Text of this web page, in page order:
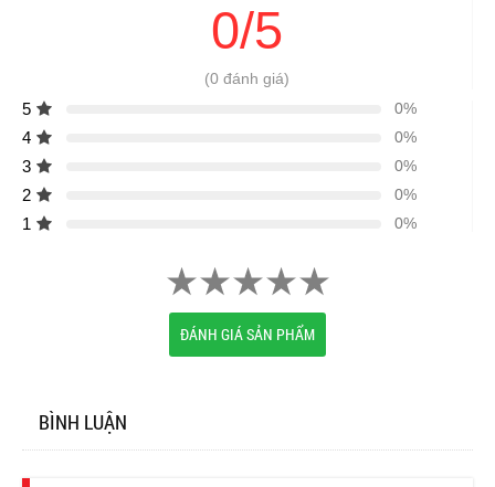
0/5
(0 đánh giá)
5 0%
4 0%
3 0%
2 0%
1 0%
ĐÁNH GIÁ SẢN PHẨM
BÌNH LUẬN